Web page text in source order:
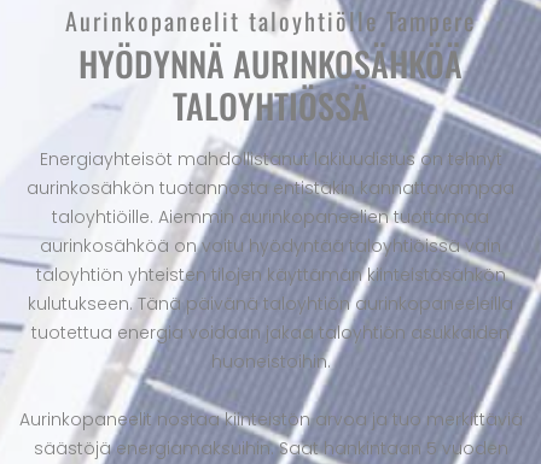
Aurinkopaneelit taloyhtiölle Tampere
HYÖDYNNÄ AURINKOSÄHKÖÄ
TALOYHTIÖSSÄ
Energiayhteisöt mahdollistanut lakiuudistus on tehnyt
aurinkosähkön tuotannosta entistäkin kannattavampaa
taloyhtiöille. Aiemmin aurinkopaneelien tuottamaa
aurinkosähköä on voitu hyödyntää taloyhtiöissä vain
taloyhtiön yhteisten tilojen käyttämän kiinteistösähkön
kulutukseen. Tänä päivänä taloyhtiön aurinkopaneeleilla
tuotettua energia voidaan jakaa taloyhtiön asukkaiden
huoneistoihin.
Aurinkopaneelit nostaa kiinteistön arvoa ja tuo merkittäviä
säästöjä energiamaksuihin. Saat hankintaan 5 vuoden